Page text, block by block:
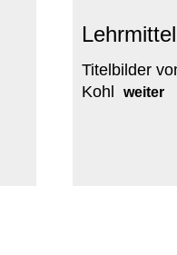
Titelbilder
Kohl
weiter